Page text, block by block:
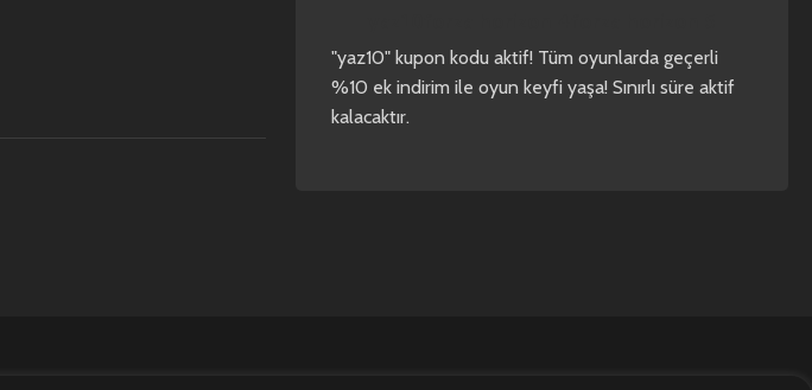
"yaz10" kupon kodu aktif! Tüm oyunlarda geçerli
%10 ek indirim ile oyun keyfi yaşa! Sınırlı süre aktif
kalacaktır.